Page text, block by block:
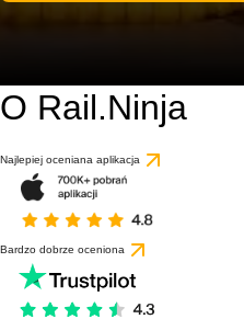
O Rail.Ninja
Najlepiej oceniana aplikacja
Bardzo dobrze oceniona